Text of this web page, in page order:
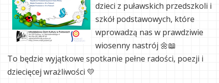
dzieci z puławskich przedszkoli i
szkół podstawowych, które
wprowadzą nas w prawdziwie
wiosenny nastrój 🌼📖
To będzie wyjątkowe spotkanie pełne radości, poezji i
dziecięcej wrażliwości 💛